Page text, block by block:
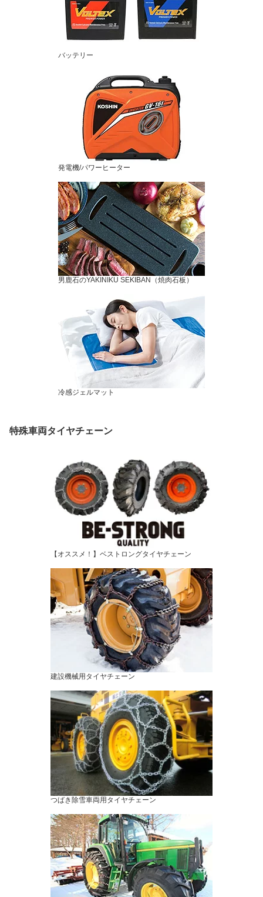
バッテリー
発電機/パワーヒーター
男鹿石のYAKINIKU SEKIBAN（焼肉石板）
冷感ジェルマット
特殊車両タイヤチェーン
【オススメ！】ベストロングタイヤチェーン
建設機械用タイヤチェーン
つばき除雪車両用タイヤチェーン